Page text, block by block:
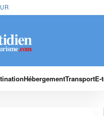
HébergementTransport